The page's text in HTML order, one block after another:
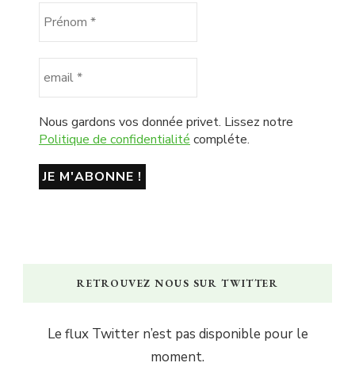
Nous gardons vos donnée privet. Lissez notre
Politique de confidentialité compléte.
RETROUVEZ NOUS SUR TWITTER
Le flux Twitter n’est pas disponible pour le
moment.